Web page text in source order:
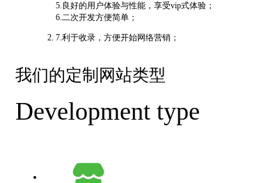
5.良好的用户体验与性能，享受vip式体验；
6.二次开发方便简单；
7.利于收录，方便开始网络营销；
我们的定制网站类型
Development type